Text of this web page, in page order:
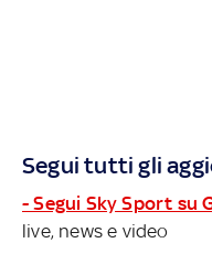
Segui tutti gli
- Segui Sky Sport su
live, news e video